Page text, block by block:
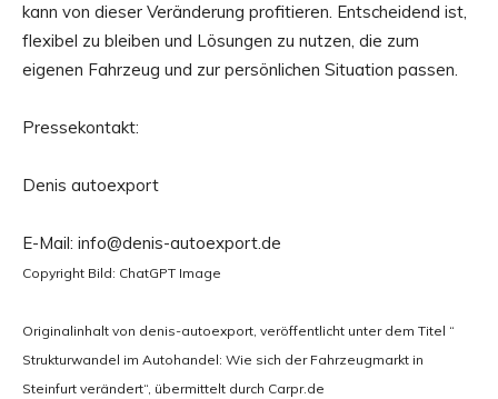
kann von dieser Veränderung profitieren. Entscheidend ist,
flexibel zu bleiben und Lösungen zu nutzen, die zum
eigenen Fahrzeug und zur persönlichen Situation passen.
Pressekontakt:
Denis autoexport
E-Mail: info@denis-autoexport.de
Copyright Bild: ChatGPT Image
Originalinhalt von denis-autoexport, veröffentlicht unter dem Titel “
Strukturwandel im Autohandel: Wie sich der Fahrzeugmarkt in
Steinfurt verändert“, übermittelt durch Carpr.de